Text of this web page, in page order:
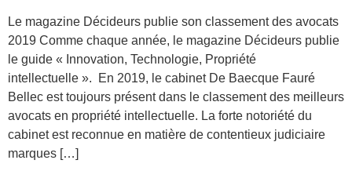
Le magazine Décideurs publie son classement des avocats
2019 Comme chaque année, le magazine Décideurs publie
le guide « Innovation, Technologie, Propriété
intellectuelle ». En 2019, le cabinet De Baecque Fauré
Bellec est toujours présent dans le classement des meilleurs
avocats en propriété intellectuelle. La forte notoriété du
cabinet est reconnue en matière de contentieux judiciaire
marques […]